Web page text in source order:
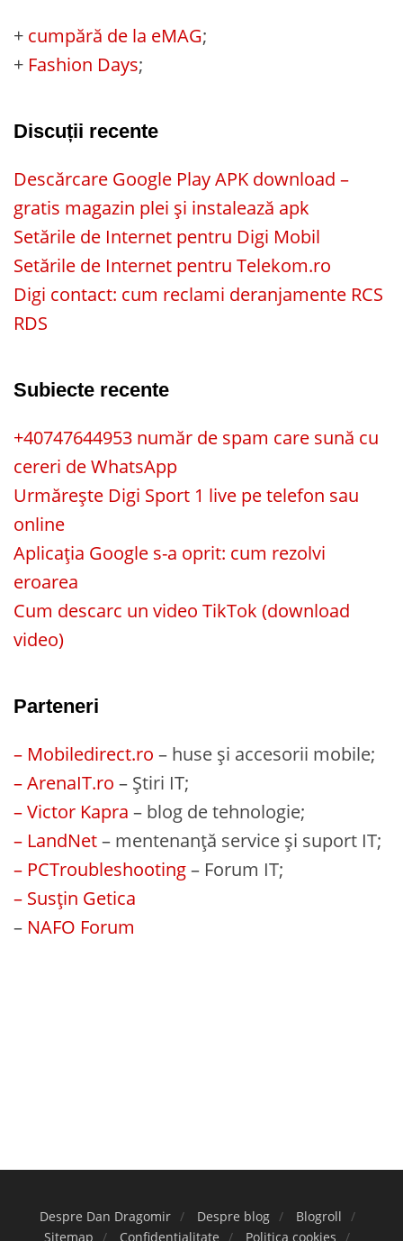
+ cumpără de la eMAG;
+ Fashion Days;
Discuții recente
Descărcare Google Play APK download –
gratis magazin plei și instalează apk
Setările de Internet pentru Digi Mobil
Setările de Internet pentru Telekom.ro
Digi contact: cum reclami deranjamente RCS
RDS
Subiecte recente
+40747644953 număr de spam care sună cu
cereri de WhatsApp
Urmărește Digi Sport 1 live pe telefon sau
online
Aplicația Google s-a oprit: cum rezolvi
eroarea
Cum descarc un video TikTok (download
video)
Parteneri
– Mobiledirect.ro – huse și accesorii mobile;
– ArenaIT.ro – Știri IT;
– Victor Kapra – blog de tehnologie;
– LandNet– mentenanță service și suport IT;
– PCTroubleshooting– Forum IT;
– Susțin Getica
– NAFO Forum
Despre Dan Dragomir Despre blog
Blogroll
Sitemap
Confidențialitate Politica cookies